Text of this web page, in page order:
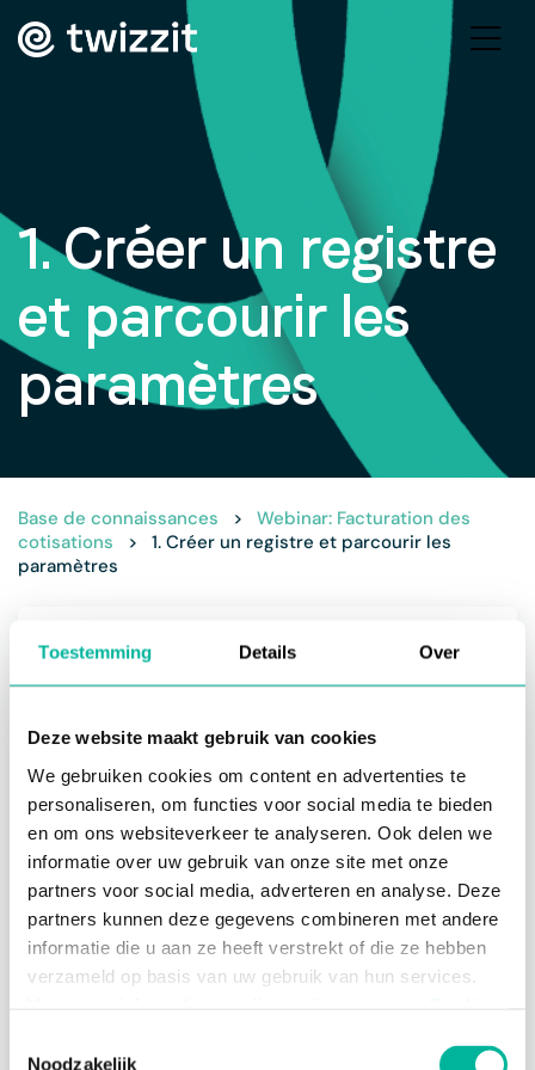
Toestemming Details Over
Deze website maakt gebruik van cookies
We gebruiken cookies om content en advertenties te
personaliseren, om functies voor social media te bieden
en om ons websiteverkeer te analyseren. Ook delen we
informatie over uw gebruik van onze site met onze
partners voor social media, adverteren en analyse. Deze
partners kunnen deze gegevens combineren met andere
informatie die u aan ze heeft verstrekt of die ze hebben
verzameld op basis van uw gebruik van hun services.
Noodzakelijk
1. Créer un registre
et parcourir les
paramètres
Base de connaissances >
Webinar: Facturation des
cotisations
>
1. Créer un registre et parcourir les
paramètres
Commencez par créer un registre. Cela a pour
définissez les notifications souhaitées. Voulez-
vous utiliser les paiements en ligne pour votre
facturation? N'oubliez pas de l'activer.
Acceptez les cookies marketing pour
regarder cette vidéo